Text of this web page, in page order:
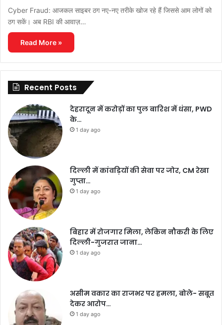
Cyber ​​Fraud: आजकल साइबर ठग नए-नए तरीके खोज रहे हैं जिससे आम लोगों को
ठग सकें। अब RBI की आवाज़…
Read More »
Recent Posts
देहरादून में करोड़ों का पुल बारिश में धंसा, PWD
के…
1 day ago
दिल्ली में कांवड़ियों की सेवा पर जोर, CM रेखा
गुप्ता…
1 day ago
बिहार में रोजगार मिला, लेकिन नौकरी के लिए
दिल्ली-गुजरात जाना…
1 day ago
असीम वकार का राजभर पर हमला, बोले- सबूत
देकर आरोप…
1 day ago